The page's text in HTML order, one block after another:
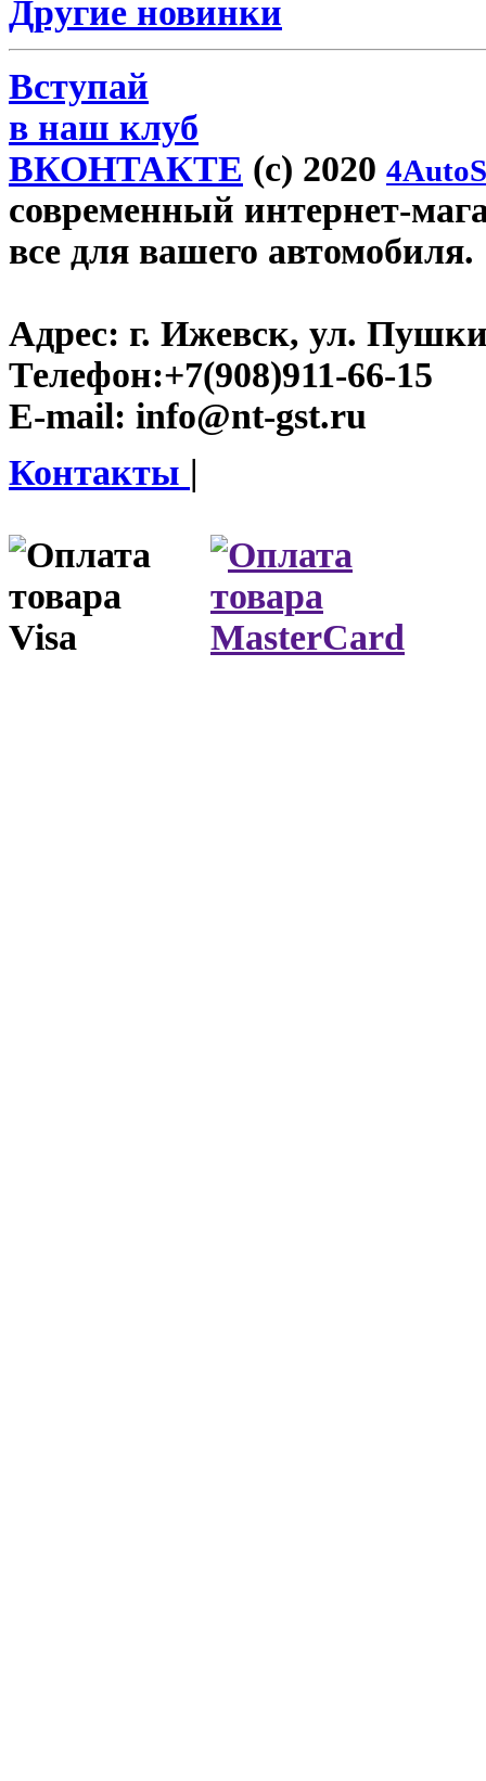
Другие новинки
Вступай
в наш клуб
ВКОНТАКТЕ (c) 2020
современный интернет-
все для вашего автомобиля.
Адрес: г. Ижевск, ул.
Телефон:+7(908)911-66-15
E-mail: info@nt-gst.ru
Контакты |